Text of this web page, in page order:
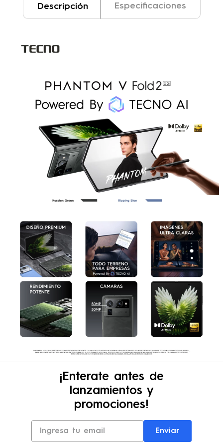
videos con calidad sobresaliente
D9000+ y funcionalidades como
Smart Panel, Social Turbo, y Modo
Juego, este smartphone garantiza
potencia y fluidez para todas tus
tareas y entretenimiento.
Batería de larga duración
¡Olvídate de las recargas
constantes! Su batería de 5750
mAh de alta densidad de energía
te brinda autonomía para un uso
jugando o disfrutando de tus
series favoritas.
Descripción Especificaciones
¡Enterate antes de
lanzamientos y
promociones!
Enviar